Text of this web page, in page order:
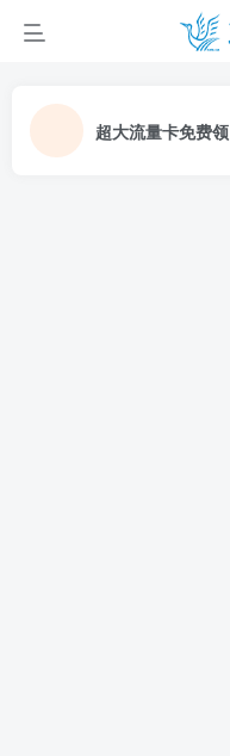
超大流量卡免费领